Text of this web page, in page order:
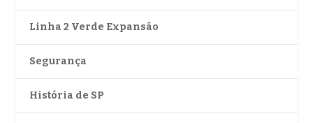
Linha 2 Verde Expansão
Segurança
História de SP